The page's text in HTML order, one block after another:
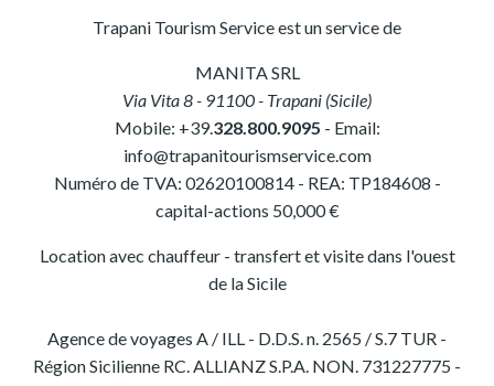
Trapani Tourism Service est un service de
MANITA SRL
Via Vita 8- 91100- Trapani (Sicile)
Mobile: +39.328.800.9095 - Email:
info@trapanitourismservice.com
Numéro de TVA: 02620100814- REA: TP184608 -
capital-actions 50,000 €
Location avec chauffeur - transfert et visite dans l'ouest
de la Sicile
Agence de voyages A / ILL - D.D.S. n. 2565 / S.7 TUR -
Région Sicilienne RC. ALLIANZ S.P.A. NON. 731227775 -